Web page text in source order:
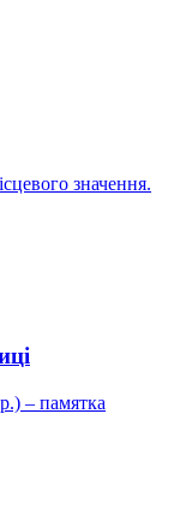
значення.
– памятка